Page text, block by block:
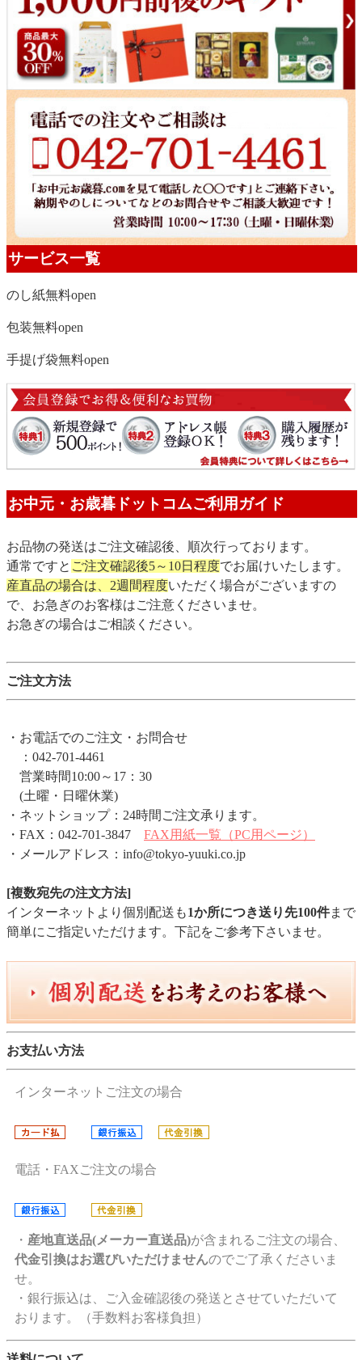
サービス一覧
のし紙無料open
包装無料open
手提げ袋無料open
お中元・お歳暮ドットコムご利用ガイド
お品物の発送はご注文確認後、順次行っております。
通常ですと ご注文確認後5～10日程度でお届けいたします。
産直品の場合は、2週間程度いただく場合がございますの
で、お急ぎのお客様はご注意くださいませ。
お急ぎの場合はご相談ください。
ご注文方法
・お電話でのご注文・お問合せ
：042-701-4461
営業時間10:00～17：30
(土曜・日曜休業)
・ネットショップ：24時間ご注文承ります。
・FAX：042-701-3847 FAX用紙一覧（PC用ページ）
・メールアドレス：info@tokyo-yuuki.co.jp
[複数宛先の注文方法]
インターネットより個別配送も1か所につき送り先100件まで
簡単にご指定いただけます。下記をご参考下さいませ。
お支払い方法
インターネットご注文の場合
電話・FAXご注文の場合
・ 産地直送品(メーカー直送品)が含まれるご注文の場合、
代金引換はお選びいただけませんのでご了承くださいま
せ。
・銀行振込は、ご入金確認後の発送とさせていただいて
おります。（手数料お客様負担）